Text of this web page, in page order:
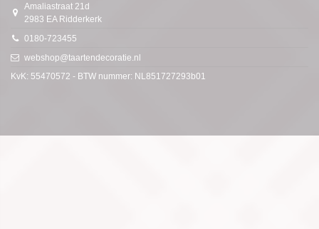
Amaliastraat 21d
2983 EA Ridderkerk
0180-723455
webshop@taartendecoratie.nl
KvK: 55470572 - BTW nummer: NL851727293b01